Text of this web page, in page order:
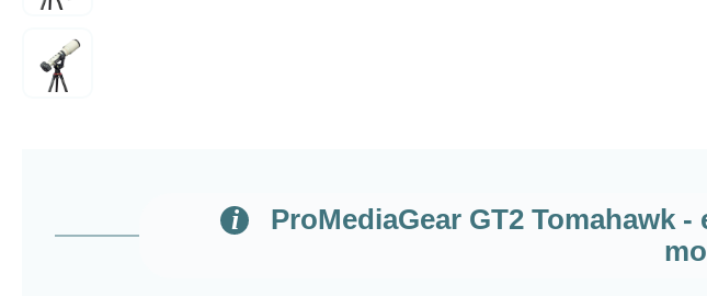
ProMediaGear GT2 Tomahawk